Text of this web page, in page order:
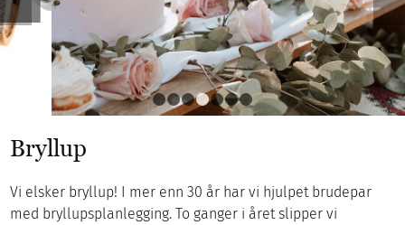
Les mer
1 2 3 4 5 6 7
Bryllup
Vi elsker bryllup! I mer enn 30 år har vi hjulpet brudepar
med bryllupsplanlegging. To ganger i året slipper vi